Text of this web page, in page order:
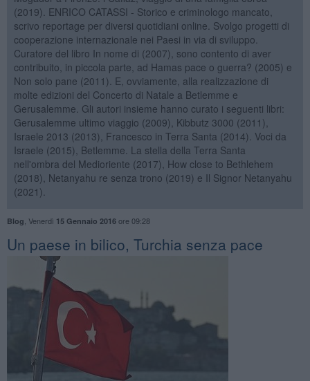
(2019). ENRICO CATASSI - Storico e criminologo mancato,
scrivo reportage per diversi quotidiani online. Svolgo progetti di
cooperazione internazionale nei Paesi in via di sviluppo.
Curatore del libro In nome di (2007), sono contento di aver
contribuito, in piccola parte, ad Hamas pace o guerra? (2005) e
Non solo pane (2011). E, ovviamente, alla realizzazione di
molte edizioni del Concerto di Natale a Betlemme e
Gerusalemme. Gli autori insieme hanno curato i seguenti libri:
Gerusalemme ultimo viaggio (2009), Kibbutz 3000 (2011),
Israele 2013 (2013), Francesco in Terra Santa (2014). Voci da
Israele (2015), Betlemme. La stella della Terra Santa
nell'ombra del Medioriente (2017), How close to Bethlehem
(2018), Netanyahu re senza trono (2019) e Il Signor Netanyahu
(2021).
Blog Venerdì 15 Gennaio 2016ore 09:28
Un paese in bilico, Turchia senza pace